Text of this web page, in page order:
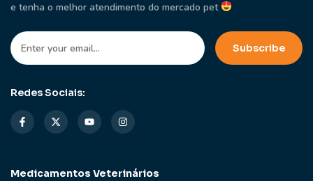
e tenha o melhor atendimento do mercado pet
Redes Sociais:
Medicamentos Veterinários